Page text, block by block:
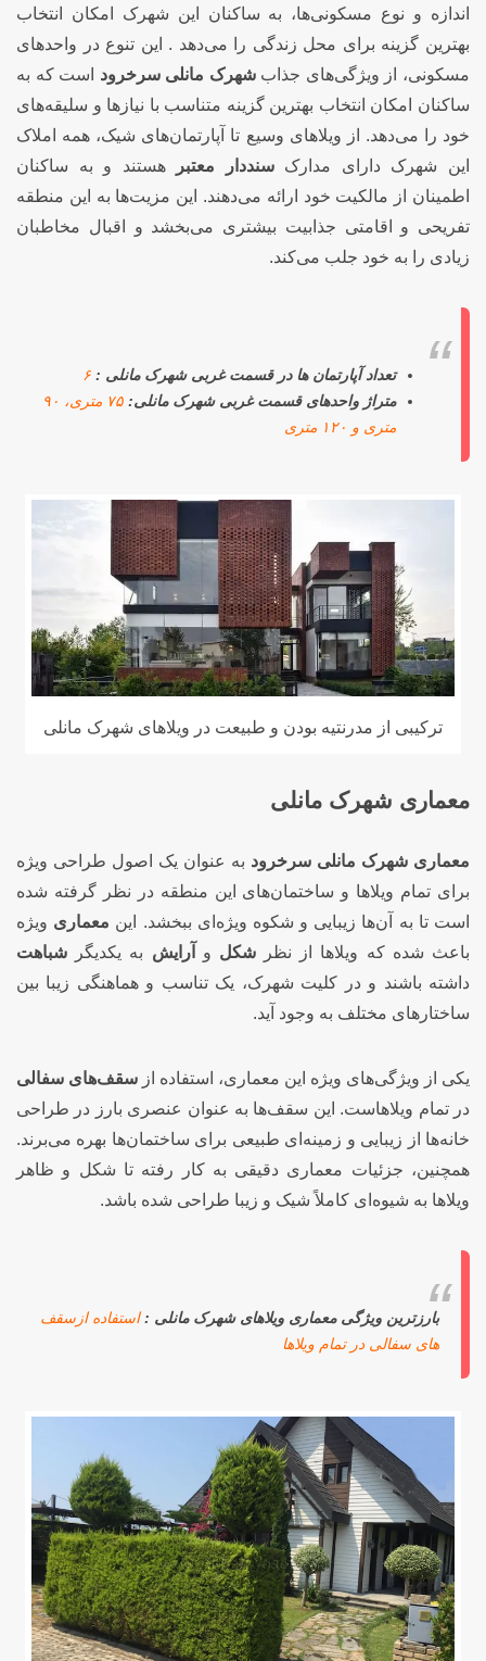
اندازه و نوع مسکونی‌ها، به ساکنان این شهرک امکان انتخاب
بهترین گزینه برای محل زندگی را می‌دهد . این تنوع در واحدهای
مسکونی، از ویژگی‌های جذابشهرک مانلی سرخرود است که به
ساکنان امکان انتخاب بهترین گزینه متناسب با نیازها و سلیقه‌های
خود را می‌دهد. از ویلاهای وسیع تا آپارتمان‌های شیک، همه املاک
این شهرک دارای مدارکسنددار معتبر
هستند و به ساکنان
اطمینان از مالکیت خود ارائه می‌دهند. این مزیت‌ها به این منطقه
تفریحی و اقامتی جذابیت بیشتری می‌بخشد و اقبال مخاطبان
زیادی را به خود جلب می‌کند.
تعداد آپارتمان ها در قسمت غربی شهرک مانلی : ۶
متراژ واحدهای قسمت غربی شهرک مانلی:
۷۵ متری، ۹۰
متری و ۱۲۰ متری
ترکیبی از مدرنتیه بودن و طبیعت در ویلاهای شهرک مانلی
معماری شهرک مانلی
معماری شهرک مانلی سرخرود به عنوان یک اصول طراحی ویژه
برای تمام ویلاها و ساختمان‌های این منطقه در نظر گرفته شده
است تا به آن‌ها زیبایی و شکوه ویژه‌ای ببخشد. این معماری ویژه
باعث شده که ویلاها از نظرشکل و آرایش به یکدیگر شباهت
داشته باشند و در کلیت شهرک، یک تناسب و هماهنگی زیبا بین
ساختارهای مختلف به وجود آید.
یکی از ویژگی‌های ویژه این معماری، استفاده از سقف‌های سفالی
در تمام ویلاهاست. این سقف‌ها به عنوان عنصری بارز در طراحی
خانه‌ها از زیبایی و زمینه‌ای طبیعی برای ساختمان‌ها بهره می‌برند.
همچنین، جزئیات معماری دقیقی به کار رفته تا شکل و ظاهر
ویلاها به شیوه‌ای کاملاً شیک و زیبا طراحی شده باشد.
بارزترین ویژگی معماری ویلاهای شهرک مانلی :استفاده ازسقف
های سفالی در تمام ویلاها